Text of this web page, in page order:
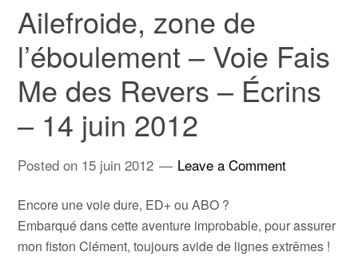
Ailefroide, zone de
l’éboulement – Voie Fais
Me des Revers – Écrins
– 14 juin 2012
Posted on 15 juin 2012 Leave a Comment
Encore une voie dure, ED+ ou ABO ?
Embarqué dans cette aventure improbable, pour assurer
mon fiston Clément, toujours avide de lignes extrêmes !